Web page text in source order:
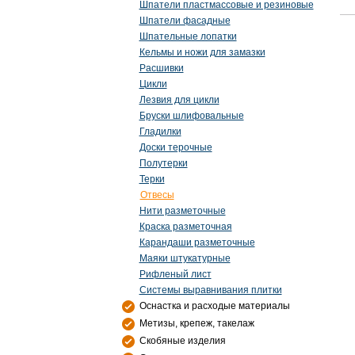
Шпатели пластмассовые и резиновые
Шпатели фасадные
Шпательные лопатки
Кельмы и ножи для замазки
Расшивки
Цикли
Лезвия для цикли
Бруски шлифовальные
Гладилки
Доски терочные
Полутерки
Терки
Отвесы
Нити разметочные
Краска разметочная
Карандаши разметочные
Маяки штукатурные
Рифленый лист
Системы выравнивания плитки
Оснастка и расходые материалы
Метизы, крепеж, такелаж
Скобяные изделия